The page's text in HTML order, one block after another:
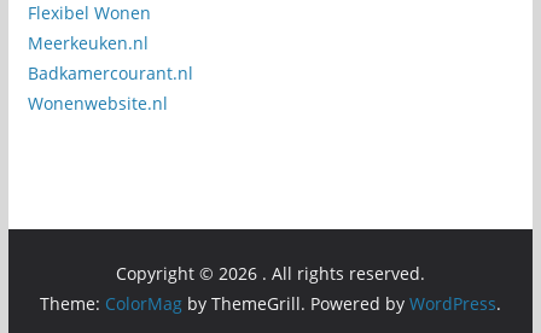
Flexibel Wonen
Meerkeuken.nl
Badkamercourant.nl
Wonenwebsite.nl
Copyright © 2026 . All rights reserved.
Theme: ColorMagby ThemeGrill. Powered by WordPress.